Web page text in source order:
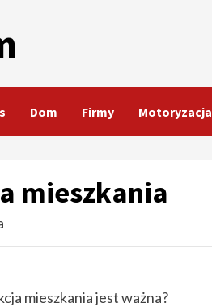
Dom Firmy Motoryzacja
mieszkania
mieszkania jest ważna?